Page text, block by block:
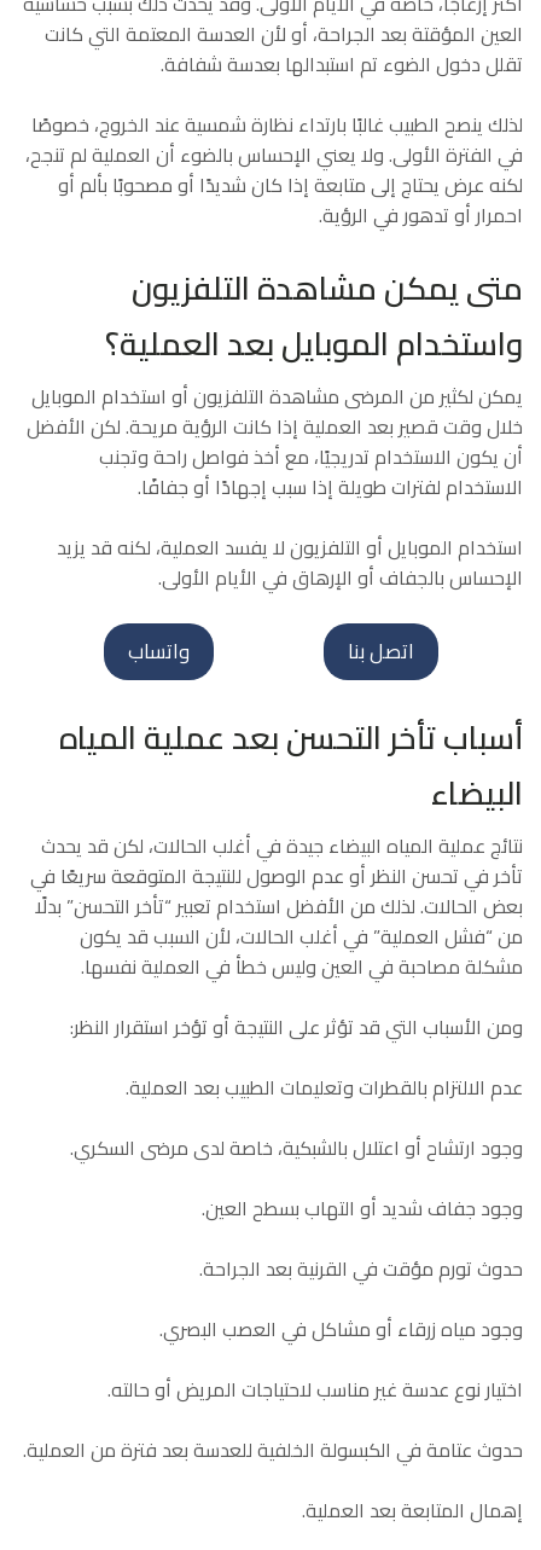
العين المؤقتة بعد الجراحة، أو لأن العدسة المعتمة التي كانت
تقلل دخول الضوء تم استبدالها بعدسة شفافة.
لذلك ينصح الطبيب غالبًا بارتداء نظارة شمسية عند الخروج، خصوصًا
في الفترة الأولى. ولا يعني الإحساس بالضوء أن العملية لم تنجح،
لكنه عرض يحتاج إلى متابعة إذا كان شديدًا أو مصحوبًا بألم أو
احمرار أو تدهور في الرؤية.
متى يمكن مشاهدة التلفزيون
واستخدام الموبايل بعد العملية؟
يمكن لكثير من المرضى مشاهدة التلفزيون أو استخدام الموبايل
خلال وقت قصير بعد العملية إذا كانت الرؤية مريحة. لكن الأفضل
أن يكون الاستخدام تدريجيًا، مع أخذ فواصل راحة وتجنب
الاستخدام لفترات طويلة إذا سبب إجهادًا أو جفافًا.
استخدام الموبايل أو التلفزيون لا يفسد العملية، لكنه قد يزيد
الإحساس بالجفاف أو الإرهاق في الأيام الأولى.
اتصل بنا واتساب
أسباب تأخر التحسن بعد عملية المياه
البيضاء
نتائج عملية المياه البيضاء جيدة في أغلب الحالات، لكن قد يحدث
تأخر في تحسن النظر أو عدم الوصول للنتيجة المتوقعة سريعًا في
بعض الحالات. لذلك من الأفضل استخدام تعبير “تأخر التحسن” بدلًا
من “فشل العملية” في أغلب الحالات، لأن السبب قد يكون
مشكلة مصاحبة في العين وليس خطأ في العملية نفسها.
ومن الأسباب التي قد تؤثر على النتيجة أو تؤخر استقرار النظر:
عدم الالتزام بالقطرات وتعليمات الطبيب بعد العملية.
وجود ارتشاح أو اعتلال بالشبكية، خاصة لدى مرضى السكري.
وجود جفاف شديد أو التهاب بسطح العين.
حدوث تورم مؤقت في القرنية بعد الجراحة.
وجود مياه زرقاء أو مشاكل في العصب البصري.
اختيار نوع عدسة غير مناسب لاحتياجات المريض أو حالته.
حدوث عتامة في الكبسولة الخلفية للعدسة بعد فترة من العملية.
إهمال المتابعة بعد العملية.